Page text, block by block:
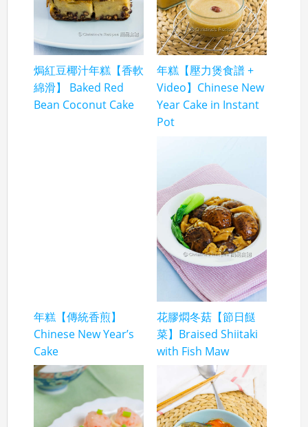
焗紅豆椰汁年糕【香軟
綿滑】 Baked Red
Bean Coconut Cake
年糕【壓力煲食譜 +
Video】Chinese New
Year Cake in Instant
Pot
年糕【傳統香煎】
Chinese New Year’s
Cake
花膠燜冬菇【節日餸
菜】Braised Shiitaki
with Fish Maw